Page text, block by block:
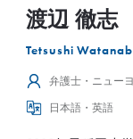
渡辺 徹志
Tetsushi
弁護士・ニュー
日本語・英語